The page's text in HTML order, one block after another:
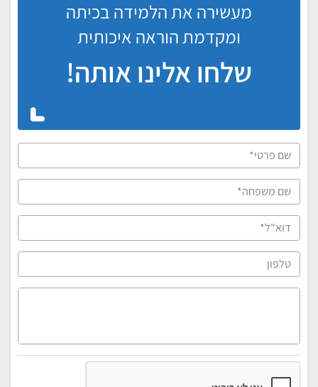
מעשירה את הלמידה בכיתה
ומקדמת הוראה איכותית
שלחו אלינו אותה!